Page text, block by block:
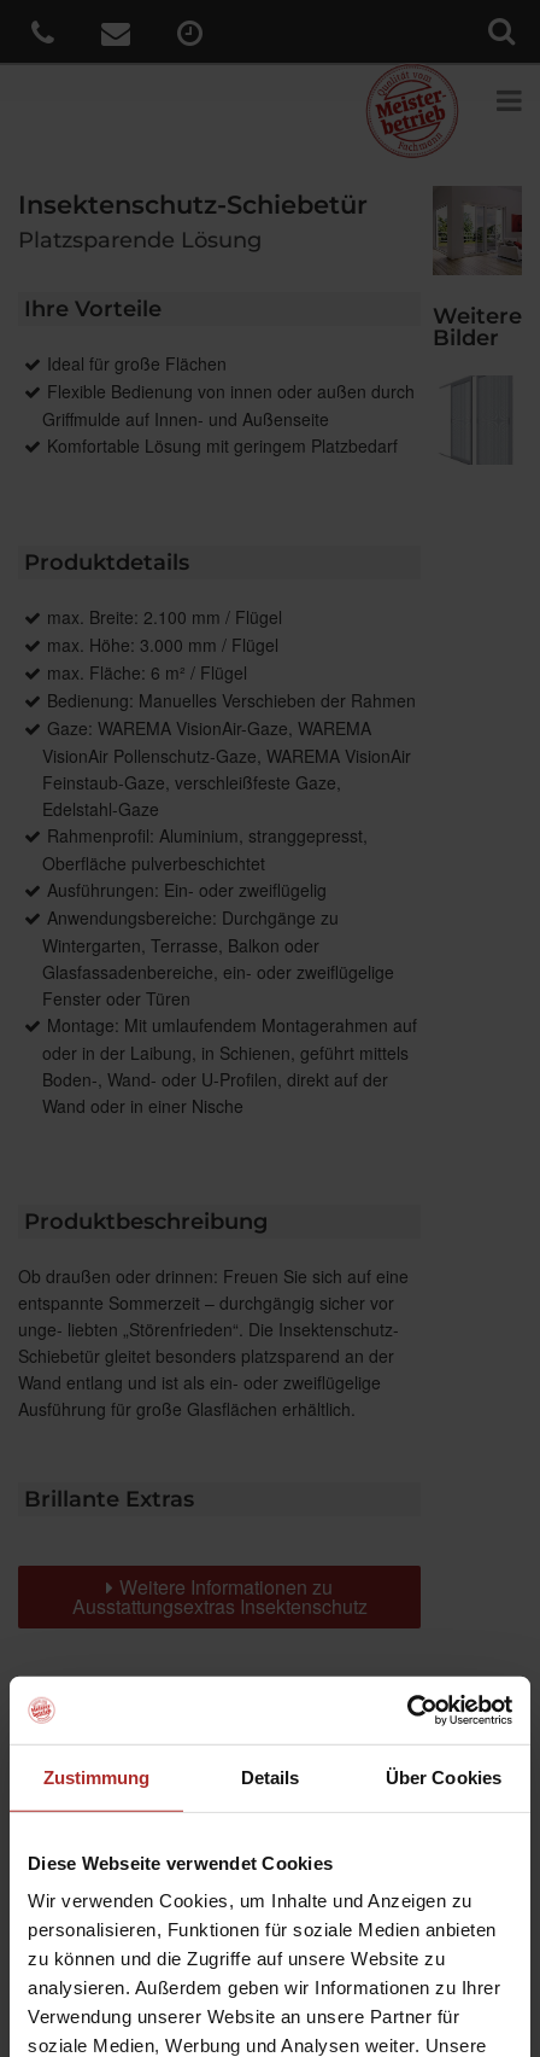
Zustimmung Details Über Cookies
Diese Webseite verwendet Cookies
Wir verwenden Cookies, um Inhalte und Anzeigen zu
personalisieren, Funktionen für soziale Medien anbieten
zu können und die Zugriffe auf unsere Website zu
analysieren. Außerdem geben wir Informationen zu Ihrer
Verwendung unserer Website an unsere Partner für
soziale Medien, Werbung und Analysen weiter. Unsere
Insektenschutz-Schiebetür
Platzsparende Lösung
Ihre Vorteile
Ideal für große Flächen
Flexible Bedienung von innen oder außen durch
Griffmulde auf Innen- und Außenseite
Komfortable Lösung mit geringem Platzbedarf
Produktdetails
max. Breite: 2.100 mm / Flügel
max. Höhe: 3.000 mm / Flügel
max. Fläche: 6 m² / Flügel
Bedienung: Manuelles Verschieben der Rahmen
Gaze: WAREMA VisionAir-Gaze, WAREMA
VisionAir Pollenschutz-Gaze, WAREMA VisionAir
Feinstaub-Gaze, verschleißfeste Gaze,
Edelstahl-Gaze
Rahmenprofil: Aluminium, stranggepresst,
Oberfläche pulverbeschichtet
Ausführungen: Ein- oder zweiflügelig
Anwendungsbereiche: Durchgänge zu
Wintergarten, Terrasse, Balkon oder
Glasfassadenbereiche, ein- oder zweiflügelige
Fenster oder Türen
Montage: Mit umlaufendem Montagerahmen auf
oder in der Laibung, in Schienen, geführt mittels
Boden-, Wand- oder U-Profilen, direkt auf der
Wand oder in einer Nische
Produktbeschreibung
Ob draußen oder drinnen: Freuen Sie sich auf eine
entspannte Sommerzeit – durchgängig sicher vor
unge- liebten „Störenfrieden“. Die Insektenschutz-
Schiebetür gleitet besonders platzsparend an der
Wand entlang und ist als ein- oder zweiflügelige
Ausführung für große Glasflächen erhältlich.
Brillante Extras
Weitere Informationen zu
Ausstattungsextras Insektenschutz
Weitere
Bilder
Das könnte Sie auch interessieren